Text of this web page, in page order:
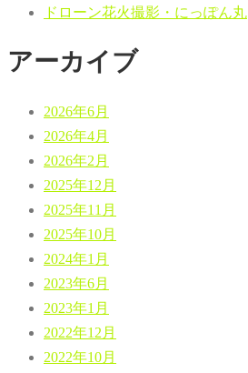
ドローン花火撮影・にっぽん丸
アーカイブ
2026年6月
2026年4月
2026年2月
2025年12月
2025年11月
2025年10月
2024年1月
2023年6月
2023年1月
2022年12月
2022年10月